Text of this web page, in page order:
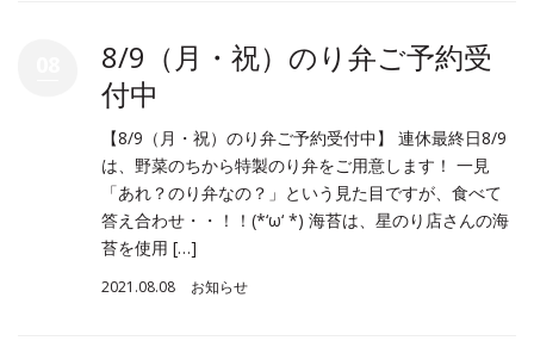
8/9（月・祝）のり弁ご予約受
付中
【8/9（月・祝）のり弁ご予約受付中】 連休最終日8/9
は、野菜のちから特製のり弁をご用意します！ 一見
「あれ？のり弁なの？」という見た目ですが、食べて
答え合わせ・・！！(*‘ω‘ *) 海苔は、星のり店さんの海
苔を使用 […]
2021.08.08 お知らせ